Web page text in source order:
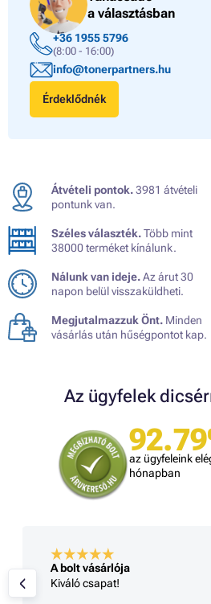
a választásban
+36 1955 5796
(8:00 - 16:00)
info@tonerpartners.hu
Érdeklődnék
Átvételi pontok.3981 átvételi
pontunk van.
Széles választék.Több mint
38000 terméket kínálunk.
Nálunk van ideje.Az árut 30
napon belül visszaküldheti.
Megjutalmazzuk Önt. Minden
vásárlás után hűségpontot kap.
Az ügyfelek
az ügyfeleink
hónapban
A bolt vásárlója
Kiváló csapat!